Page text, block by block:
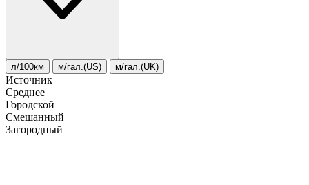
л/100км м/гал.(US) м/гал.(UK)
Источник
Среднее
Городской
Смешанный
Загородный